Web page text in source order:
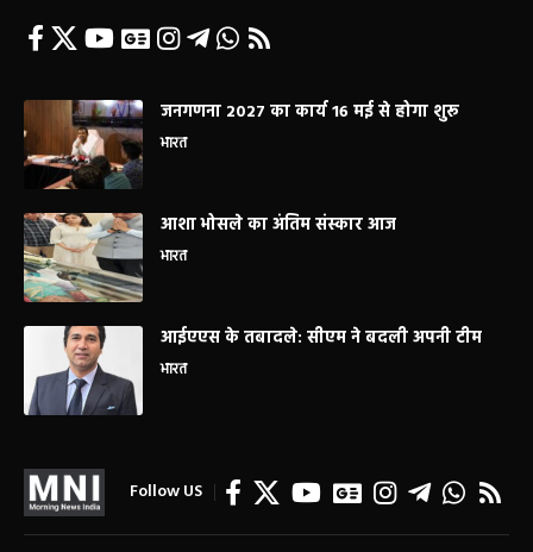
जनगणना 2027 का कार्य 16 मई से होगा शुरू
भारत
आशा भोसले का अंतिम संस्कार आज
भारत
आईएएस के तबादले: सीएम ने बदली अपनी टीम
भारत
Follow US